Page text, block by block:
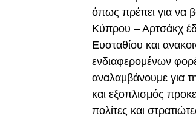
όπως πρέπει για να
Κύπρου – Αρτσάκχ
Ευσταθίου και
ενδιαφερομένων
αναλαμβάνουμε για
και εξοπλισμός
πολίτες και